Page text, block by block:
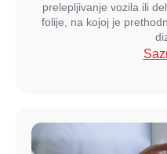
prelepljivanje vozila ili
folije, na kojoj je